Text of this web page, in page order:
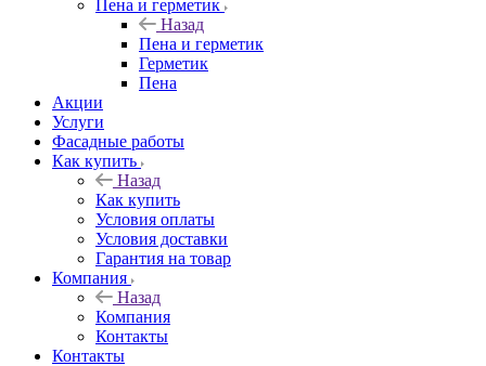
Пена и герметик
Назад
Пена и герметик
Герметик
Пена
Акции
Услуги
Фасадные работы
Как купить
Назад
Как купить
Условия оплаты
Условия доставки
Гарантия на товар
Компания
Назад
Компания
Контакты
Контакты